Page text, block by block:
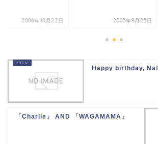
2006年10月22日 2005年9月25日
Happy birthday, Na!
「Charlie」 AND 「WAGAMAMA」